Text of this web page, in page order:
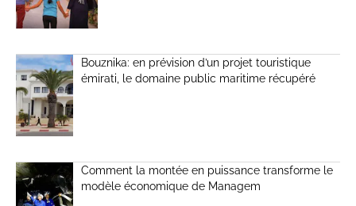
Bouznika: en prévision d’un projet touristique
émirati, le domaine public maritime récupéré
Comment la montée en puissance transforme le
modèle économique de Managem